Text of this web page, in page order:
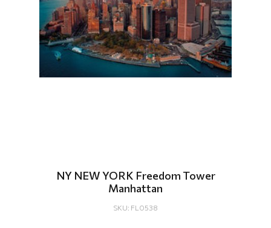
ΝΥ NEW YORK Freedom Tower
Manhattan
SKU: FL0538